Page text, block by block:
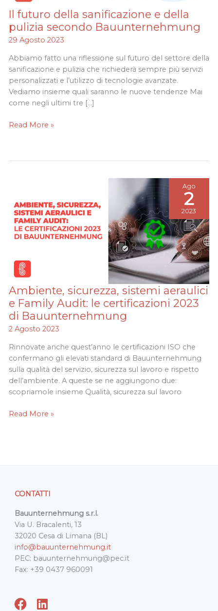
Il futuro della sanificazione e della
pulizia secondo Bauunternehmung
29 Agosto 2023
Abbiamo fatto una riflessione sul futuro del settore della
sanificazione e pulizia che richiederà sempre più servizi
personalizzati e l’utilizzo di tecnologie avanzate.
Vediamo insieme quali saranno le nuove tendenze Mai
come negli ultimi tre […]
Il
futuro
della
sanificazione
e
della
pulizia
secondo
Bauunternehmung
Read More »
Ambiente, sicurezza, sistemi aeraulici
e Family Audit: le certificazioni 2023
di Bauunternehmung
2 Agosto 2023
Rinnovate anche quest’anno le certificazioni ISO che
confermano gli elevati standard di Bauunternehmung
sulla qualità del servizio, sicurezza sul lavoro e rispetto
dell’ambiente. A queste se ne aggiungono due:
scopriamole insieme Qualità, sicurezza sul lavoro
Ambiente,
sicurezza,
sistemi
aeraulici
e
Family
Audit:
le
certificazioni
2023
Bauunternehmung
Read More »
Ago
2
2023
CONTATTI
Bauunternehmung s.r.l.
Via U. Bracalenti, 13
32020 Cesa di Limana (BL)
info@bauunternehmung.it
PEC: bauunternehmung@pec.it
Fax: +39 0437 960091
F
L